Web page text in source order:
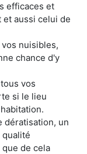
efficaces et
aussi celui de
nuisibles,
chance d'y
vos
si le lieu
dératisation, un
de cela